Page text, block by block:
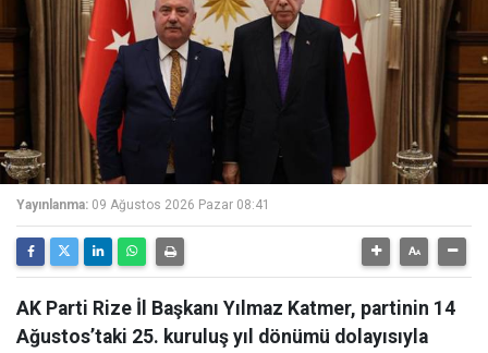
Yayınlanma: 09 Ağustos 2026 Pazar 08:41
AK Parti Rize İl Başkanı Yılmaz Katmer, partinin 14
Ağustos’taki 25. kuruluş yıl dönümü dolayısıyla